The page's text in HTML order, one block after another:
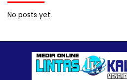
No posts yet.